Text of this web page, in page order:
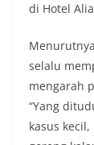
di Hotel
selalu
mengarah
“Yang
kasus